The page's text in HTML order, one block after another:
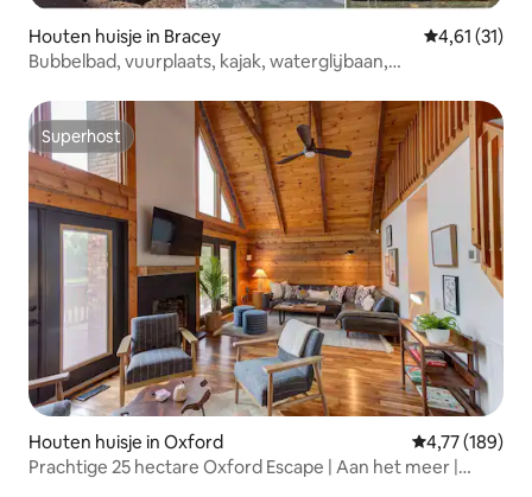
Houten huisje in Bracey Gemiddelde
4,61 (31)
Bubbelbad, vuurplaats, kajak, waterglijbaan,
Superhost
Superhost
Houten huisje in Oxford Gemiddelde
4,77 (189)
Prachtige 25 hectare Oxford Escape | Aan het meer |